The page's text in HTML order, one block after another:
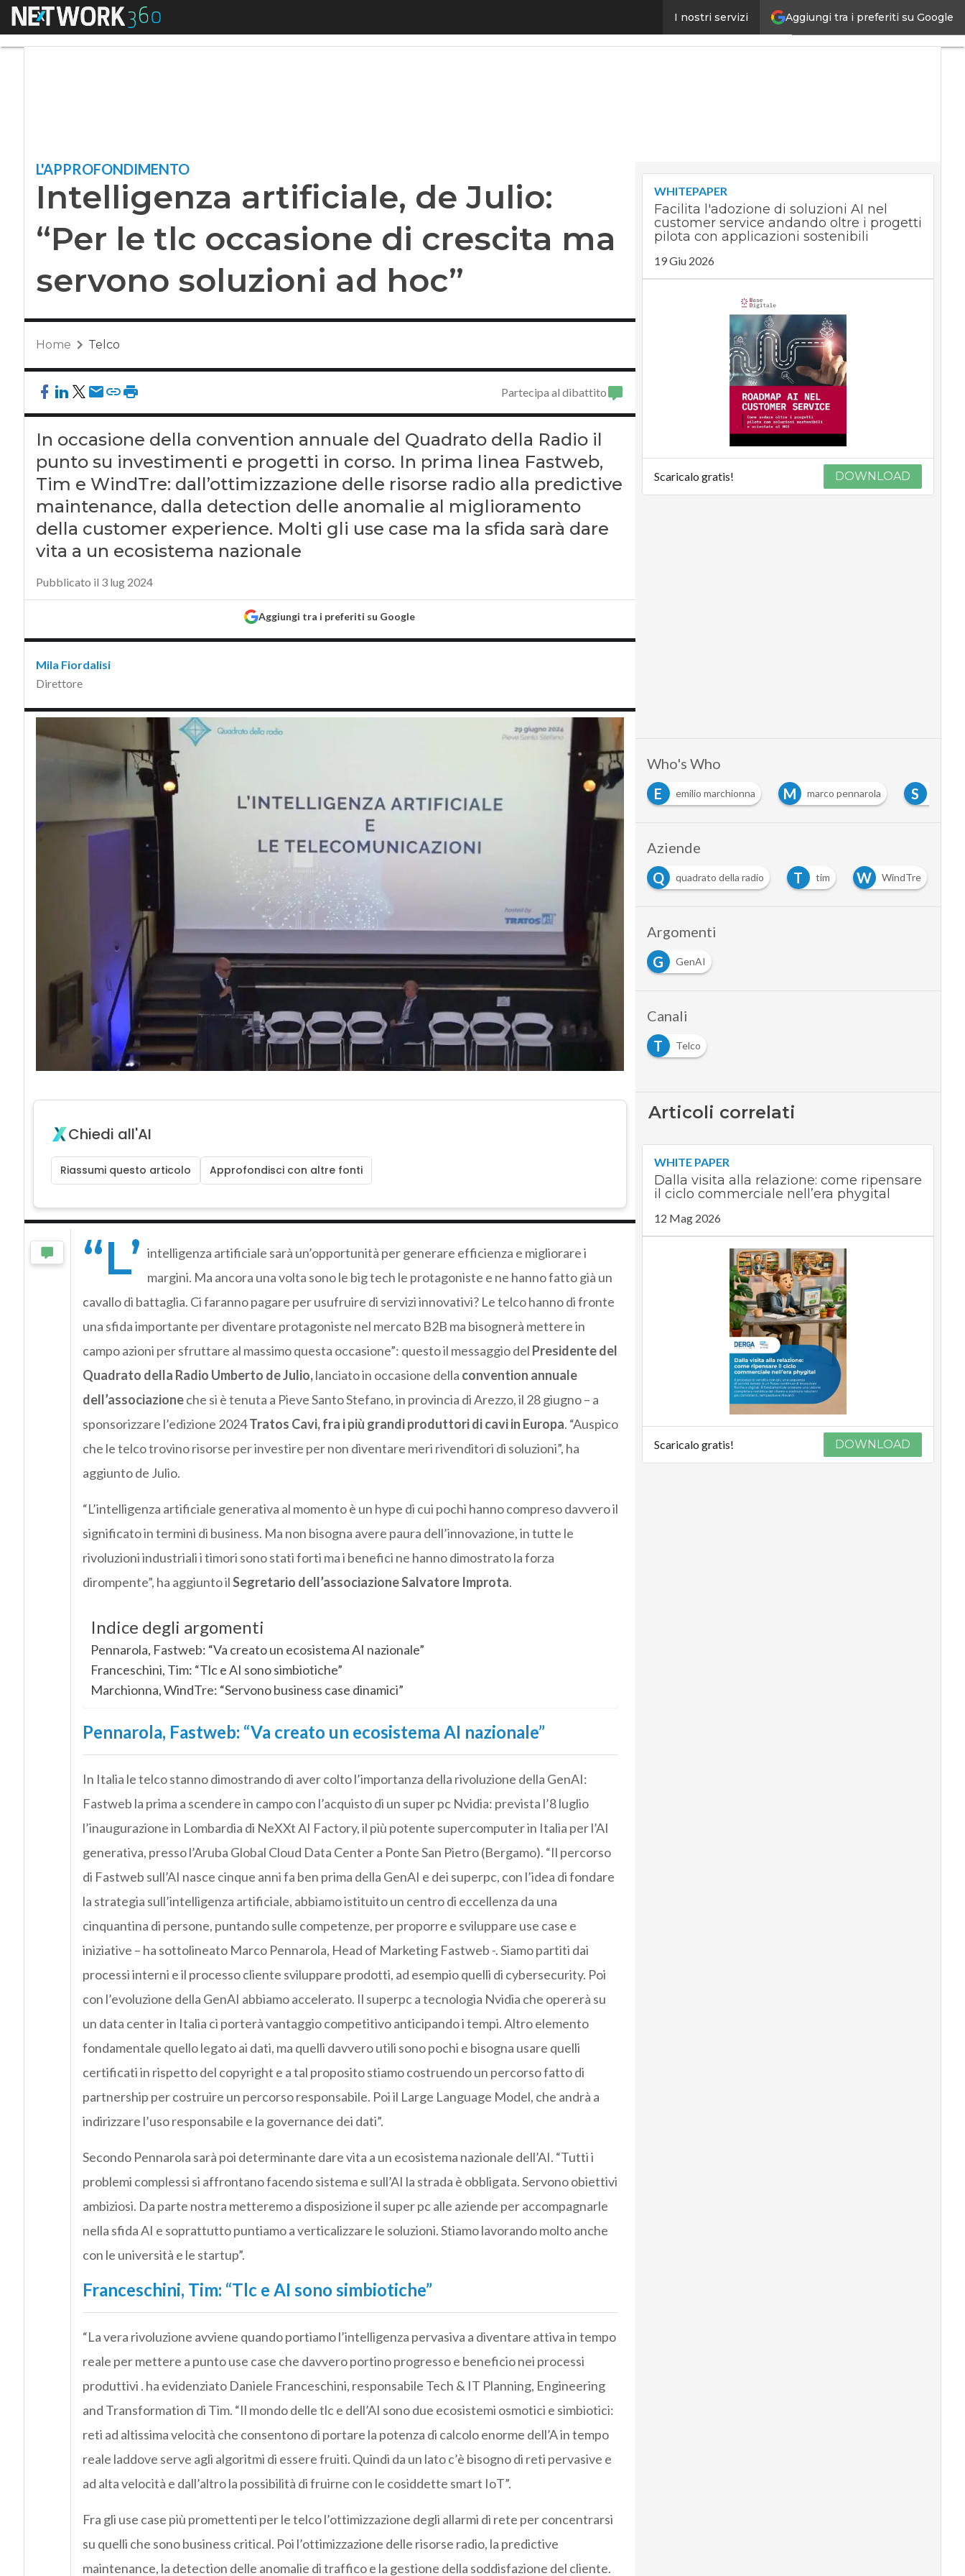
Aggiungi tra i preferiti su Google
I nostri servizi
Menu Intelligenza artificiale, de Julio: “Per le tlc occasione di crescita ma servono soluzioni ad hoc”Ultimi
articoli
Digitale
economy
Intelligenza
artificiale
Le
CorCom
Podcast
Privacy
L'APPROFONDIMENTO
Intelligenza artificiale, de Julio:
“Per le tlc occasione di crescita ma
servono soluzioni ad hoc”
Home Telco
Partecipa al dibattito
In occasione della convention annuale del Quadrato della Radio il
punto su investimenti e progetti in corso. In prima linea Fastweb,
Tim e WindTre: dall’ottimizzazione delle risorse radio alla predictive
maintenance, dalla detection delle anomalie al miglioramento
della customer experience. Molti gli use case ma la sfida sarà dare
vita a un ecosistema nazionale
Pubblicato il 3 lug 2024
Aggiungi tra i preferiti su Google
Mila Fiordalisi
Direttore
Chiedi all'AI
Riassumi questo articolo Approfondisci con altre fonti
“L’ intelligenza artificiale sarà un’opportunità per generare efficienza e migliorare i
margini. Ma ancora una volta sono le big tech le protagoniste e ne hanno fatto già un
cavallo di battaglia. Ci faranno pagare per usufruire di servizi innovativi? Le telco hanno di fronte
una sfida importante per diventare protagoniste nel mercato B2B ma bisognerà mettere in
campo azioni per sfruttare al massimo questa occasione”: questo il messaggio del Presidente del
Quadrato della Radio Umberto de Julio,lanciato in occasione della convention annuale
dell’associazioneche si è tenuta a Pieve Santo Stefano, in provincia di Arezzo, il 28 giugno – a
sponsorizzare l’edizione 2024Tratos Cavi, fra i più grandi produttori di cavi in Europa. “Auspico
che le telco trovino risorse per investire per non diventare meri rivenditori di soluzioni”, ha
aggiunto de Julio.
“L’intelligenza artificiale generativa al momento è un hype di cui pochi hanno compreso davvero il
significato in termini di business. Ma non bisogna avere paura dell’innovazione, in tutte le
rivoluzioni industriali i timori sono stati forti ma i benefici ne hanno dimostrato la forza
dirompente”, ha aggiunto ilSegretario dell’associazione Salvatore Improta.
Indice degli argomenti
Pennarola, Fastweb: “Va creato un ecosistema AI nazionale”
Franceschini, Tim: “Tlc e AI sono simbiotiche”
Marchionna, WindTre: “Servono business case dinamici”
Pennarola, Fastweb: “Va creato un ecosistema AI nazionale”
In Italia le telco stanno dimostrando di aver colto l’importanza della rivoluzione della GenAI:
Fastweb la prima a scendere in campo con l’acquisto di un super pc Nvidia: prevista l’8 luglio
l’inaugurazione in Lombardia di NeXXt AI Factory, il più potente supercomputer in Italia per l’AI
generativa, presso l’Aruba Global Cloud Data Center a Ponte San Pietro (Bergamo). “Il percorso
di Fastweb sull’AI nasce cinque anni fa ben prima della GenAI e dei superpc, con l’idea di fondare
la strategia sull’intelligenza artificiale, abbiamo istituito un centro di eccellenza da una
cinquantina di persone, puntando sulle competenze, per proporre e sviluppare use case e
iniziative – ha sottolineato Marco Pennarola, Head of Marketing Fastweb -. Siamo partiti dai
processi interni e il processo cliente sviluppare prodotti, ad esempio quelli di cybersecurity. Poi
con l’evoluzione della GenAI abbiamo accelerato. Il superpc a tecnologia Nvidia che opererà su
un data center in Italia ci porterà vantaggio competitivo anticipando i tempi. Altro elemento
fondamentale quello legato ai dati, ma quelli davvero utili sono pochi e bisogna usare quelli
certificati in rispetto del copyright e a tal proposito stiamo costruendo un percorso fatto di
partnership per costruire un percorso responsabile. Poi il Large Language Model, che andrà a
indirizzare l’uso responsabile e la governance dei dati”.
Secondo Pennarola sarà poi determinante dare vita a un ecosistema nazionale dell’AI. “Tutti i
problemi complessi si affrontano facendo sistema e sull’AI la strada è obbligata. Servono obiettivi
ambiziosi. Da parte nostra metteremo a disposizione il super pc alle aziende per accompagnarle
nella sfida AI e soprattutto puntiamo a verticalizzare le soluzioni. Stiamo lavorando molto anche
con le università e le startup”.
Franceschini, Tim: “Tlc e AI sono simbiotiche”
“La vera rivoluzione avviene quando portiamo l’intelligenza pervasiva a diventare attiva in tempo
reale per mettere a punto use case che davvero portino progresso e beneficio nei processi
produttivi . ha evidenziato Daniele Franceschini, responsabile Tech & IT Planning, Engineering
and Transformation di Tim. “Il mondo delle tlc e dell’AI sono due ecosistemi osmotici e simbiotici:
reti ad altissima velocità che consentono di portare la potenza di calcolo enorme dell’A in tempo
reale laddove serve agli algoritmi di essere fruiti. Quindi da un lato c’è bisogno di reti pervasive e
ad alta velocità e dall’altro la possibilità di fruirne con le cosiddette smart IoT”.
Fra gli use case più promettenti per le telco l’ottimizzazione degli allarmi di rete per concentrarsi
su quelli che sono business critical. Poi l’ottimizzazione delle risorse radio, la predictive
maintenance, la detection delle anomalie di traffico e la gestione della soddisfazione del cliente.
WHITEPAPER
Facilita l'adozione di soluzioni AI nel
customer service andando oltre i progetti
pilota con applicazioni sostenibili
19 Giu 2026
Scaricalo gratis! DOWNLOAD
Who's Who
daniele franceschini E emilio marchionna M marco pennarola S
Aziende
F
Q quadrato della radio T tim W WindTre
Argomenti
G
GenAI
Canali
T
Telco
Articoli correlati
WHITE PAPER
Dalla visita alla relazione: come ripensare
il ciclo commerciale nell’era phygital
12 Mag 2026
Scaricalo gratis! DOWNLOAD